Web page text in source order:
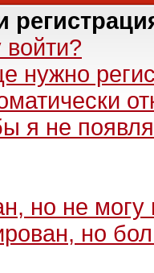
нужно
я не
но не могу
но